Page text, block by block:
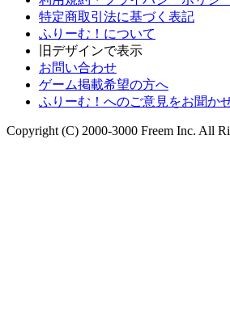
特定商取引法に基づく表記
ふりーむ！について
旧デザインで表示
お問い合わせ
ゲーム掲載希望の方へ
ふりーむ！へのご意見をお聞か
Copyright (C) 2000-3000 Freem Inc. All